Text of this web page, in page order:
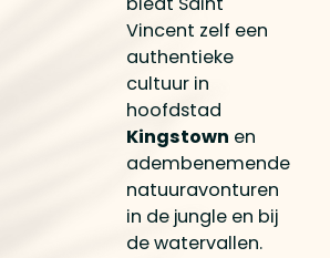
Vincent zelf een
authentieke
cultuur in
hoofdstad
Kingstown en
adembenemende
natuuravonturen
in de jungle en bij
de watervallen.